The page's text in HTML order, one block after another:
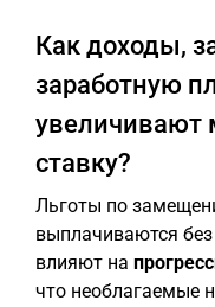
Как доходы,
заработную
увеличивают
ставку?
Льготы по
выплачиваются
влияют на
что необлагаемые